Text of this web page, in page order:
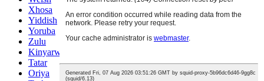
Xhosa
Yiddish
Yoruba
Zulu
Kinyarwanda
Tatar
Oriya